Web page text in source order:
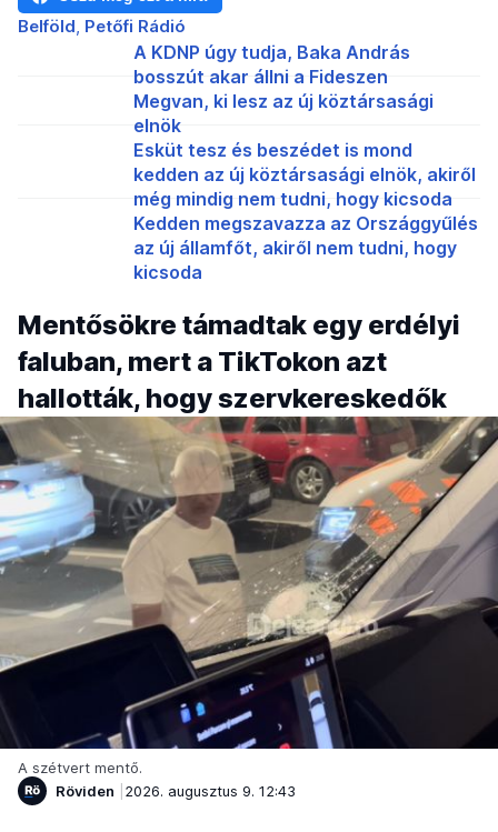
Belföld Petőfi Rádió
A KDNP úgy tudja, Baka András
bosszút akar állni a Fideszen
Megvan, ki lesz az új köztársasági
elnök
Esküt tesz és beszédet is mond
kedden az új köztársasági elnök, akiről
még mindig nem tudni, hogy kicsoda
Kedden megszavazza az Országgyűlés
az új államfőt, akiről nem tudni, hogy
kicsoda
Mentősökre támadtak egy erdélyi
faluban, mert a TikTokon azt
hallották, hogy szervkereskedők
A szétvert mentő.
Röviden
2026. augusztus 9. 12:43